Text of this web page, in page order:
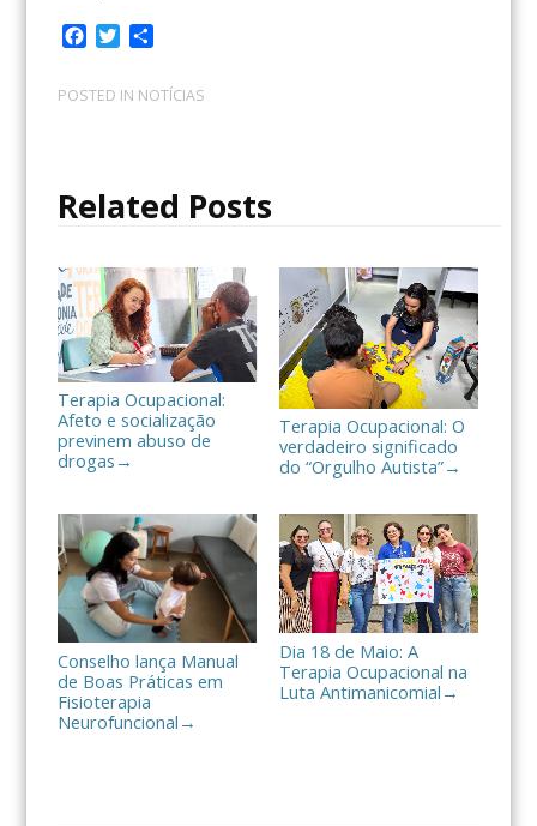
c
e
k
i
t
m
p
i
a
r
POSTED IN NOTÍCIAS
Related Posts
Terapia Ocupacional:
Afeto e socialização
previnem abuso de
drogas →
Terapia Ocupacional: O
verdadeiro significado
do “Orgulho Autista”→
Conselho lança Manual
de Boas Práticas em
Fisioterapia
Neurofuncional →
Dia 18 de Maio: A
Terapia Ocupacional na
Luta Antimanicomial →